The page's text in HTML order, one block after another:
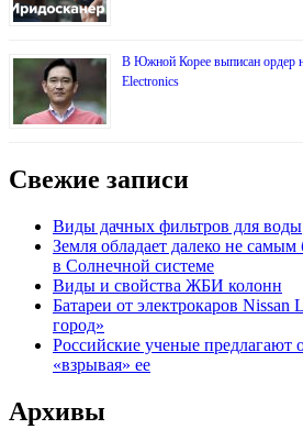
В Южной Корее выписан ордер
Electronics
Свежие записи
Виды дачных фильтров для воды
Земля обладает далеко не
в Солнечной системе
Виды и свойства ЖБИ колонн
Батареи от электрокаров Nissan
город»
Российские ученые предлагают
«взрывая» ее
Архивы